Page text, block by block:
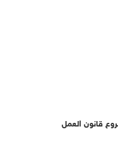
قانون العمل